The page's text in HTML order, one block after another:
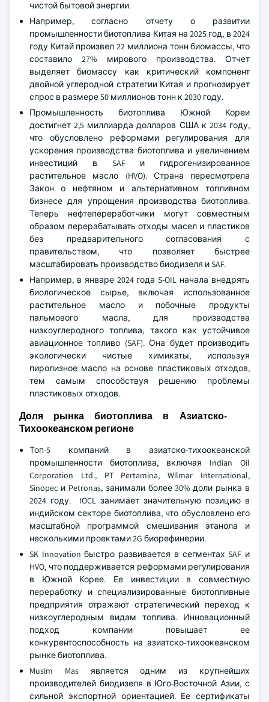
чистой бытовой энергии.
Например, согласно отчету о развитии
промышленности биотоплива Китая на 2025 год, в 2024
году Китай произвел 22 миллиона тонн биомассы, что
составило 27% мирового производства. Отчет
выделяет биомассу как критический компонент
двойной углеродной стратегии Китая и прогнозирует
спрос в размере 50 миллионов тонн к 2030 году.
Промышленность биотоплива Южной Кореи
достигнет 2,5 миллиарда долларов США к 2034 году,
что обусловлено реформами регулирования для
ускорения производства биотоплива и увеличением
инвестиций в SAF и гидрогенизированное
растительное масло (HVO). Страна пересмотрела
Закон о нефтяном и альтернативном топливном
бизнесе для упрощения производства биотоплива.
Теперь нефтепереработчики могут совместным
образом перерабатывать отходы масел и пластиков
без предварительного согласования с
правительством, что позволяет быстрее
масштабировать производство биодизеля и SAF.
Например, в январе 2024 года S-OIL начала внедрять
биологическое сырье, включая использованное
растительное масло и побочные продукты
пальмового масла, для производства
низкоуглеродного топлива, такого как устойчивое
авиационное топливо (SAF). Она будет производить
экологически чистые химикаты, используя
пиролизное масло на основе пластиковых отходов,
тем самым способствуя решению проблемы
пластиковых отходов.
Доля рынка биотоплива в Азиатско-
Тихоокеанском регионе
Топ-5 компаний в азиатско-тихоокеанской
промышленности биотоплива, включая Indian Oil
Corporation Ltd., PT Pertamina, Wilmar International,
Sinopec и Petronas, занимали более 30% доли рынка в
2024 году. IOCL занимает значительную позицию в
индийском секторе биотоплива, что обусловлено его
масштабной программой смешивания этанола и
несколькими проектами 2G биорефинерии.
SK Innovation быстро развивается в сегментах SAF и
HVO, что поддерживается реформами регулирования
в Южной Корее. Ее инвестиции в совместную
переработку и специализированные биотопливные
предприятия отражают стратегический переход к
низкоуглеродным видам топлива. Инновационный
подход компании повышает ее
конкурентоспособность на азиатско-тихоокеанском
рынке биотоплива.
Musim Mas является одним из крупнейших
производителей биодизеля в Юго-Восточной Азии, с
сильной экспортной ориентацией. Ее сертификаты